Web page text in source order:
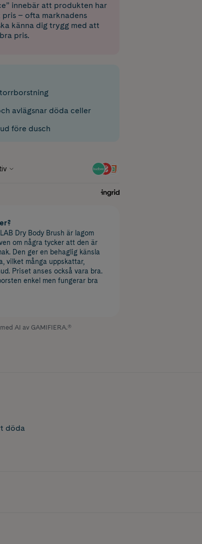
innebär att produkten har
– ofta marknadens
känna dig trygg med att
pris.
avlägsnar döda celler
före dusch
Dry Body Brush är lagom
om några tycker att den är
Den ger en behaglig känsla
vilket många uppskattar,
Priset anses också vara bra.
enkel men fungerar bra
AI av GAMIFIERA.®
döda